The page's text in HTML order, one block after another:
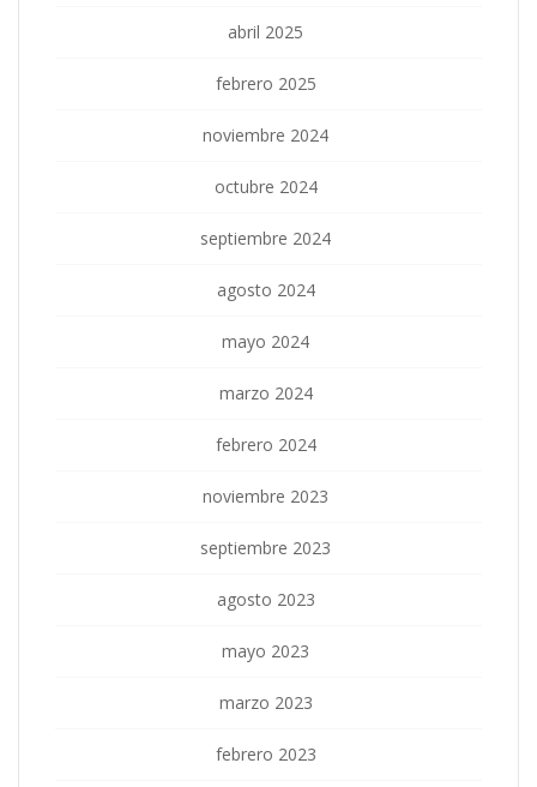
abril 2025
febrero 2025
noviembre 2024
octubre 2024
septiembre 2024
agosto 2024
mayo 2024
marzo 2024
febrero 2024
noviembre 2023
septiembre 2023
agosto 2023
mayo 2023
marzo 2023
febrero 2023